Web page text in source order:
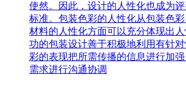
使然。因此，设计的人性化也成为
标准。包装色彩的人性化从包装色
材料的人性化方面可以充分体现出
功的包装设计善于积极地利用有针
彩的表现把所需传播的信息进行加
需求进行沟通协调